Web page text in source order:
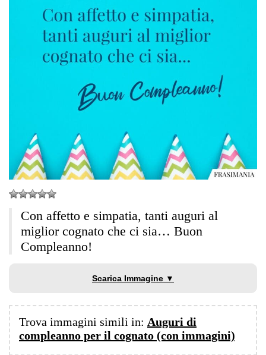
Con affetto e simpatia, tanti auguri al
miglior cognato che ci sia… Buon
Compleanno!
Scarica Immagine ▼
Trova immagini simili in: Auguri di
compleanno per il cognato (con immagini)